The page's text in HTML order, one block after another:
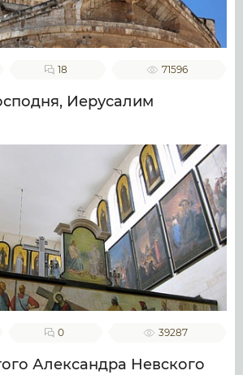
18 71596
Иерусалим
0 39287
Александра Невского